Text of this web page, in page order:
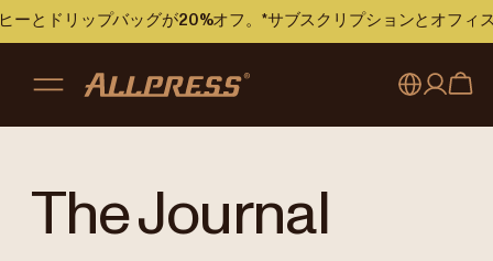
ーとドリップバッグが20%オフ。*サブスクリプションとオフィ
Japan (en)
Sign in
The Journal